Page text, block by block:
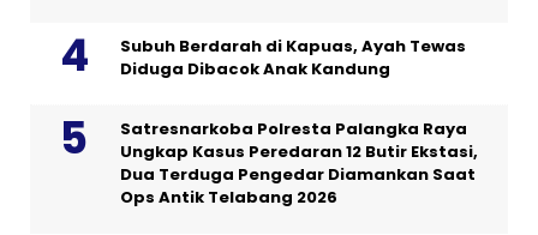
Subuh Berdarah di Kapuas, Ayah Tewas
Diduga Dibacok Anak Kandung
Satresnarkoba Polresta Palangka Raya
Ungkap Kasus Peredaran 12 Butir Ekstasi,
Dua Terduga Pengedar Diamankan Saat
Ops Antik Telabang 2026